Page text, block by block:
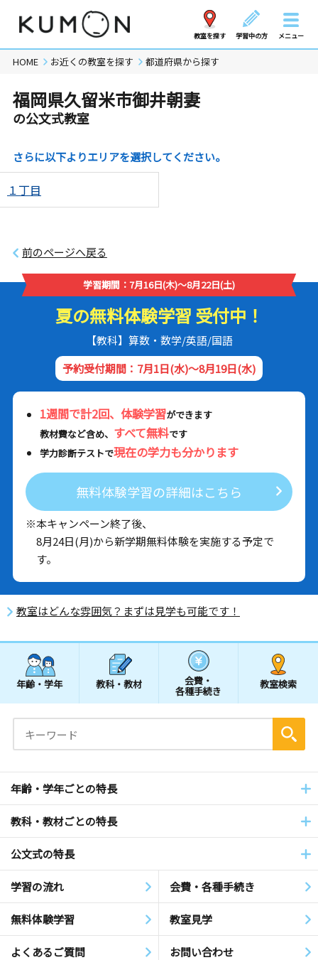
教室を探す 学習中の方 メニュー
HOME お近くの教室を探す 都道府県から探す
福岡県久留米市御井朝妻
の公文式教室
さらに以下よりエリアを選択してください。
１丁目
前のページへ戻る
学習期間：7月16日(木)～8月22日(土)
夏の無料体験学習 受付中！
【教科】算数・数学/英語/国語
予約受付期間：7月1日(水)～8月19日(水)
1週間で計2回、体験学習ができます
教材費など含め、 すべて無料です
学力診断テストで現在の学力も分かります
無料体験学習の詳細はこちら
※本キャンペーン終了後、
8月24日(月)から新学期無料体験を実施する予定で
す。
教室はどんな雰囲気？まずは見学も可能です！
年齢・学年 教科・教材 会費・
各種手続き
教室検索
年齢・学年ごとの特長
教科・教材ごとの特長
公文式の特長
学習の流れ 会費・各種手続き
無料体験学習 教室見学
よくあるご質問 お問い合わせ